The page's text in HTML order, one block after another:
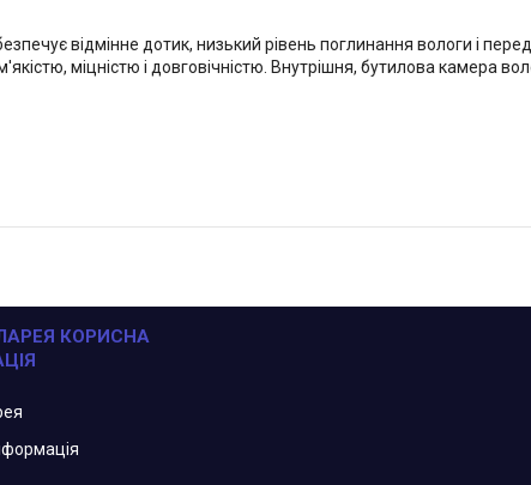
відмінне дотик, низький рівень поглинання вологи і
міцністю і довговічністю. Внутрішня, бутилова камера
КОРИСНА